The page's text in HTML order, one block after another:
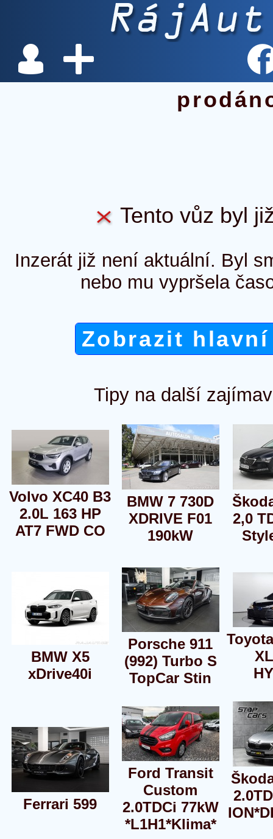
Tento vůz byl
Inzerát již není aktuální. Byl
nebo mu vypršela
Zobrazit
Tipy na další
Volvo XC40 B3
2.0L 163 HP
AT7 FWD CO
BMW 7 730D
XDRIVE F01
190kW
2,0
BMW X5
xDrive40i
Porsche 911
(992) Turbo S
TopCar Stin
Ferrari 599
Ford Transit
Custom
2.0TDCi 77kW
*L1H1*Klima*